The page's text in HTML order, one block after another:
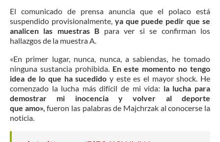
El comunicado de prensa anuncia que el polaco está
suspendido provisionalmente, ya que puede pedir que se
analicen las muestras B para ver si se confirman los
hallazgos de la muestra A.
«En primer lugar, nunca, nunca, a sabiendas, he tomado
ninguna sustancia prohibida. En este momento no tengo
idea de lo que ha sucedido y este es el mayor shock. He
comenzado la lucha más difícil de mi vida: la lucha para
demostrar mi inocencia y volver al deporte
que amo»,fueron las palabras de Majchrzak al conocerse la
noticia.